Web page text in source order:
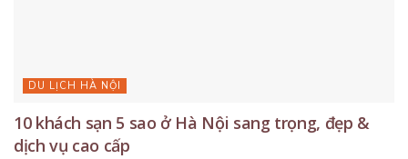
DU LỊCH HÀ NỘI
10 khách sạn 5 sao ở Hà Nội sang trọng, đẹp &
dịch vụ cao cấp